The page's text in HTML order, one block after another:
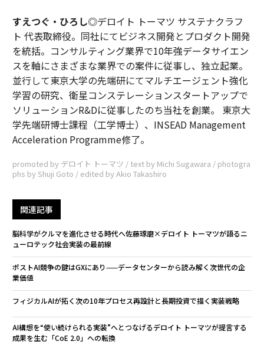
すえつぐ・ひろし◎デロイト トーマツ サステナクラフ
ト 代表取締役。同社にてビジネス開発とプロダクト開発
を統括。コンサルティング業界で10年強データサイエン
スを軸にさまざまな業界での案件に従事し、独立起業。
並行して東京大学の先端研にてマルチエージェント強化
学習の研究、衛星コンステレーションスタートアップで
ソリューションR&Dに従事したのち当社を創業。 東京大
学先端研博士課程（工学博士）、INSEAD Management
Acceleration Programme修了。
promoted by デロイト トーマツ / text by Michi Sugawara / photogra
phs by Shuji Goto / edited by Akio Takashiro
関連記事
脳科学がクルマを進化させる時代へ――佐藤琢磨×デロイト トーマツが語るニ
ューロテック社会実装の最前線
ポストAI競争の鍵はGXにあり——データセンターから読み解く次世代の企
業価値
フィジカルAIが拓く次の10年――プロセス再設計と長期投資で描く実装戦略
AI構想を“使い続けられる実装”へとつなげる――デロイト トーマツが提言する
成果を生む「CoE 2.0」への転換